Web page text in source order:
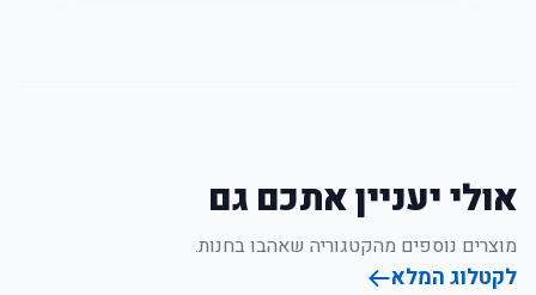
אולי יעניין אתכם גם
מוצרים נוספים מהקטגוריה שאהבו בחנות.
לקטלוג המלא